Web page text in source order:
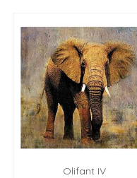
Olifant IV